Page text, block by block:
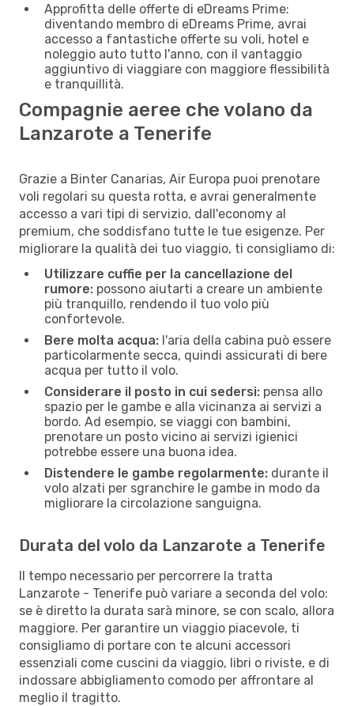
Approfitta delle offerte di eDreams Prime:
diventando membro di eDreams Prime, avrai
accesso a fantastiche offerte su voli, hotel e
noleggio auto tutto l'anno, con il vantaggio
aggiuntivo di viaggiare con maggiore flessibilità
e tranquillità.
Compagnie aeree che volano da
Lanzarote a Tenerife
Grazie a Binter Canarias, Air Europa puoi prenotare
voli regolari su questa rotta, e avrai generalmente
accesso a vari tipi di servizio, dall'economy al
premium, che soddisfano tutte le tue esigenze. Per
migliorare la qualità dei tuo viaggio, ti consigliamo di:
Utilizzare cuffie per la cancellazione del
rumore: possono aiutarti a creare un ambiente
più tranquillo, rendendo il tuo volo più
confortevole.
Bere molta acqua: l'aria della cabina può essere
particolarmente secca, quindi assicurati di bere
acqua per tutto il volo.
Considerare il posto in cui sedersi: pensa allo
spazio per le gambe e alla vicinanza ai servizi a
bordo. Ad esempio, se viaggi con bambini,
prenotare un posto vicino ai servizi igienici
potrebbe essere una buona idea.
Distendere le gambe regolarmente: durante il
volo alzati per sgranchire le gambe in modo da
migliorare la circolazione sanguigna.
Durata del volo da Lanzarote a Tenerife
Il tempo necessario per percorrere la tratta
Lanzarote - Tenerife può variare a seconda del volo:
se è diretto la durata sarà minore, se con scalo, allora
maggiore. Per garantire un viaggio piacevole, ti
consigliamo di portare con te alcuni accessori
essenziali come cuscini da viaggio, libri o riviste, e di
indossare abbigliamento comodo per affrontare al
meglio il tragitto.